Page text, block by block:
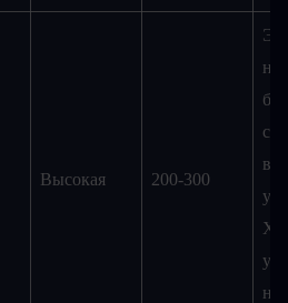
Высокая 200-300
н